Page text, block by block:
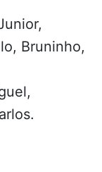
Bruninho,